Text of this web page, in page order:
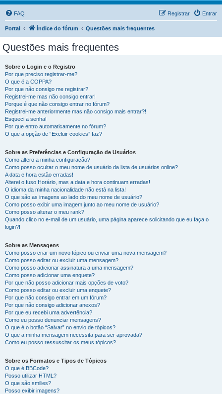
FAQ Entrar
Registrar
Portal Índice do fórum Questões mais frequentes
Questões mais frequentes
Sobre o Login e o Registro
Por que preciso registrar-me?
O que é a COPPA?
Por que não consigo me registrar?
Registrei-me mas não consigo entrar!
Porque é que não consigo entrar no fórum?
Registrei-me anteriormente mas não consigo mais entrar?!
Esqueci a senha!
Por que entro automaticamente no fórum?
O que a opção de “Excluir cookies” faz?
Sobre as Preferências e Configuração de Usuários
Como altero a minha configuração?
Como posso ocultar o meu nome de usuário da lista de usuários online?
A data e hora estão erradas!
Alterei o fuso Horário, mas a data e hora continuam erradas!
O idioma da minha nacionalidade não está na lista!
O que são as imagens ao lado do meu nome de usuário?
Como posso exibir uma imagem junto ao meu nome de usuário?
Como posso alterar o meu rank?
Quando clico no e-mail de um usuário, uma página aparece solicitando que eu faça o
login?!
Sobre as Mensagens
Como posso criar um novo tópico ou enviar uma nova mensagem?
Como posso editar ou excluir uma mensagem?
Como posso adicionar assinatura a uma mensagem?
Como posso adicionar uma enquete?
Por que não posso adicionar mais opções de voto?
Como posso editar ou excluir uma enquete?
Por que não consigo entrar em um fórum?
Por que não consigo adicionar anexos?
Por que eu recebi uma advertência?
Como eu posso denunciar mensagens?
O que é o botão “Salvar” no envio de tópicos?
O que a minha mensagem necessita para ser aprovada?
Como eu posso ressuscitar os meus tópicos?
Sobre os Formatos e Tipos de Tópicos
O que é BBCode?
Posso utilizar HTML?
O que são smilies?
Posso exibir imagens?